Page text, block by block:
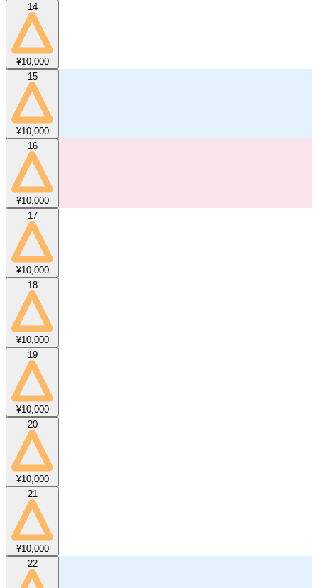
14
¥10,000
15
¥10,000
16
¥10,000
17
¥10,000
18
¥10,000
19
¥10,000
20
¥10,000
21
¥10,000
22